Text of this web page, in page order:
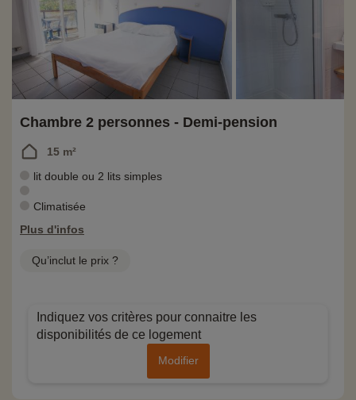
Chambre 2 personnes - Demi-pension
15 m²
lit double ou 2 lits simples
Climatisée
Plus d'infos
Qu’inclut le prix ?
Indiquez vos critères pour connaitre les
disponibilités de ce logement
Modifier